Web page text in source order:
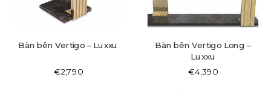
Bàn bên Vertigo – Luxxu
€2,790
Bàn bên Vertigo Long –
Luxxu
€4,390